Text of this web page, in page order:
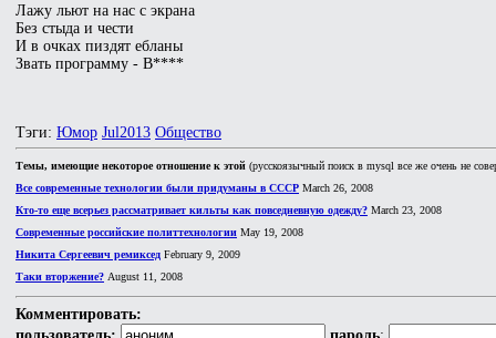
Лажу льют на нас с экрана
Без стыда и чести
И в очках пиздят ебланы
Звать программу - В****
Тэги: Юмор Jul2013 Общество
Темы, имеющие некоторое отношение к этой (русскоязычный поиск в mysql все же очень не
Все современные технологии были придуманы в СССР March 26, 2008
Кто-то еще всерьез рассматривает кильты как повседневную одежду? March 23, 2008
Современные российские политтехнологии May 19, 2008
Никита Сергеевич ремиксед February 9, 2009
Таки вторжение? August 11, 2008
Комментировать: